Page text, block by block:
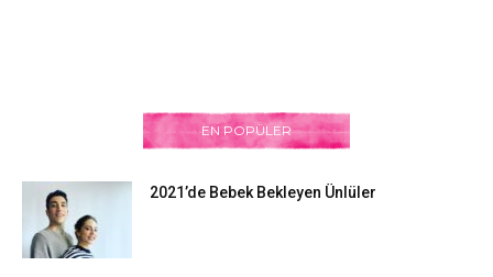
EN POPÜLER
2021’de Bebek Bekleyen Ünlüler